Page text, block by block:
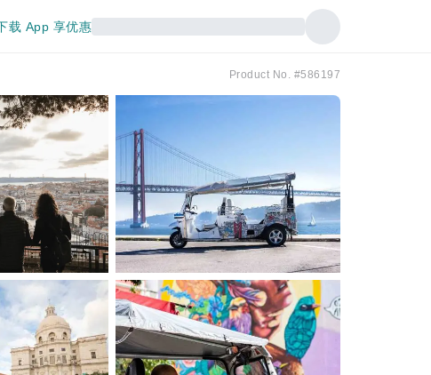
载 App 享优惠
Product No. #586197